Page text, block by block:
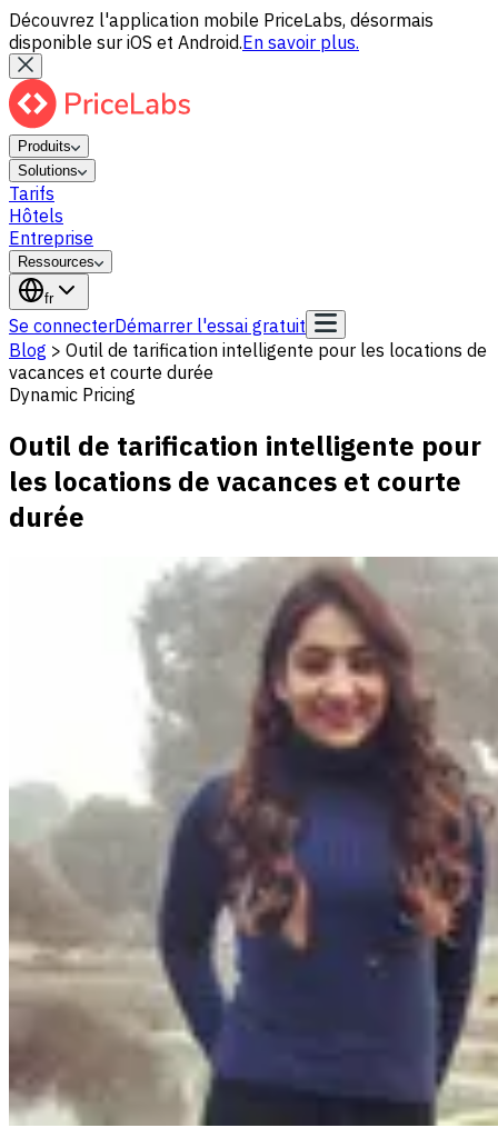
Découvrez l'application mobile PriceLabs, désormais
disponible sur iOS et Android.En savoir plus.
Produits
Solutions
Tarifs
Hôtels
Entreprise
Ressources
fr
Se connecterDémarrer l'essai gratuit
Blog > Outil de tarification intelligente pour les locations de
vacances et courte durée
Dynamic Pricing
Outil de tarification intelligente pour
les locations de vacances et courte
durée